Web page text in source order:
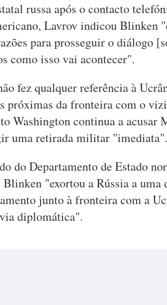
russa após o contacto
Lavrov indicou Blinken
para prosseguir o diálogo
como isso vai acontecer".
fez qualquer referência à
próximas da fronteira com o
Washington continua a acusar
uma retirada militar "imediata".
do Departamento de Estado
"exortou a Rússia a uma
junto à fronteira com a
diplomática".